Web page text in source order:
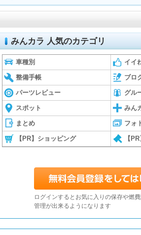
みんカラ 人気のカテゴリ
車種別 イイ
整備手帳 ブロ
パーツレビュー グル
スポット みん
まとめ フォ
【PR】ショッピング 【
ログインするとお気に入りの保存や燃
管理が出来るようになります